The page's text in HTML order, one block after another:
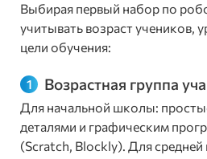
Выбирая первый набор по
учитывать возраст учеников,
цели обучения:
Возрастная группа
Для начальной школы:
деталями и графическим
(Scratch, Blockly). Для средней